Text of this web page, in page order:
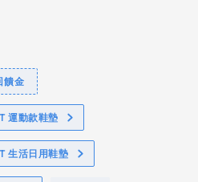
饋金
運動款鞋墊
生活日用鞋墊